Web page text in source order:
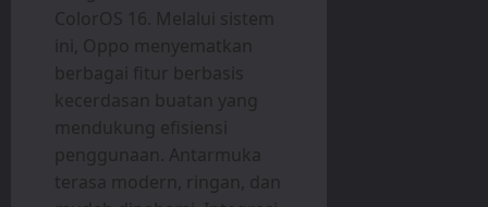
ColorOS 16. Melalui sistem
ini, Oppo menyematkan
berbagai fitur berbasis
kecerdasan buatan yang
mendukung efisiensi
penggunaan. Antarmuka
terasa modern, ringan, dan